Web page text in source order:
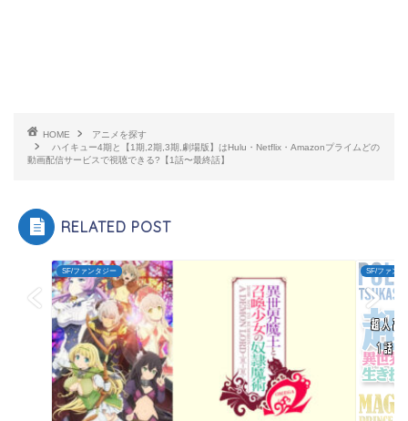
HOME
アニメを探す
ハイキュー4期と【1期,2期,3期,劇場版】はHulu・Netflix・Amazonプライムどの
動画配信サービスで視聴できる?【1話〜最終話】
RELATED POST
SF/ファンタジー SF/ファンタ